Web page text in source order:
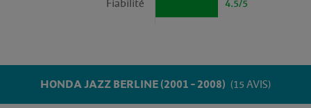
4.5/5
Fiabilité
HONDA JAZZ BERLINE (2001 - 2008) (15 AVIS)